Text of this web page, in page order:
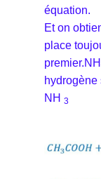
équation.
Et on
place
premier.NH
hydrogène
NH 3